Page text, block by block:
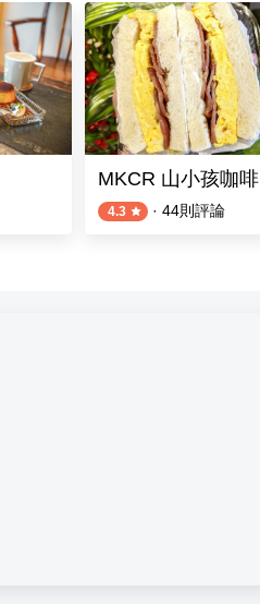
MKCR 山小孩咖啡
4.3 · 44則評論